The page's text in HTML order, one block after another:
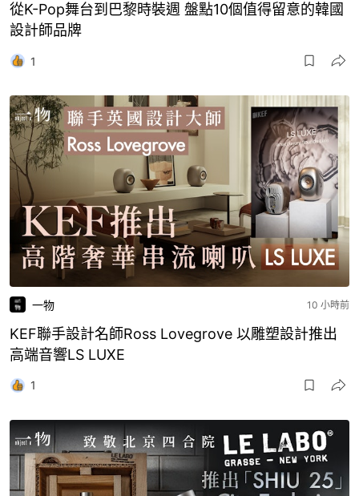
從K-Pop舞台到巴黎時裝週 盤點10個值得留意的韓國
設計師品牌
1
一物 10 小時前
KEF聯手設計名師Ross Lovegrove 以雕塑設計推出
高端音響LS LUXE
1